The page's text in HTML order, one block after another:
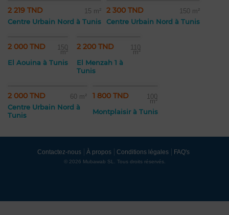
2 219 TND 15 m²
Centre Urbain Nord à Tunis
2 300 TND 150 m²
Centre Urbain Nord à Tunis
2 000 TND 150
m²
El Aouina à Tunis
2 200 TND 110
m²
El Menzah 1 à
Tunis
2 000 TND 60 m²
Centre Urbain Nord à
Tunis
1 800 TND 100
m²
Montplaisir à Tunis
Contactez-nous À propos Conditions légales FAQ's
© 2026 Mubawab SL. Tous droits réservés.